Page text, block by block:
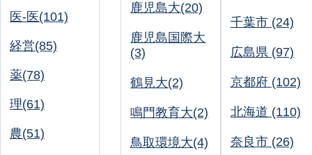
医-医(101)
経営(85)
薬(78)
理(61)
農(51)
鹿児島大(20)
鹿児島国際大
(3)
鶴見大(2)
鳴門教育大(2)
鳥取環境大(4)
千葉市 (24)
広島県 (97)
京都府 (102)
北海道 (110)
奈良市 (26)